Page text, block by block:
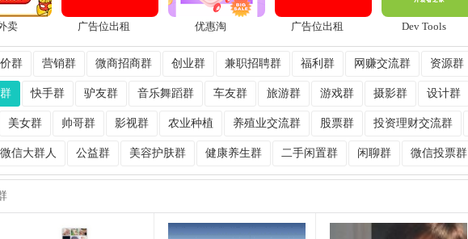
卖 广告位出租 优惠淘 广告位出租 Dev Tools
群 营销群 微商招商群 创业群 兼职招聘群 福利群 网赚交流群 资源群
快手群 驴友群 音乐舞蹈群 车友群 旅游群 游戏群 摄影群 设计群
美女群 帅哥群 影视群 农业种植 养殖业交流群 股票群 投资理财交流群
微信大群人 公益群 美容护肤群 健康养生群 二手闲置群 闲聊群 微信投票群